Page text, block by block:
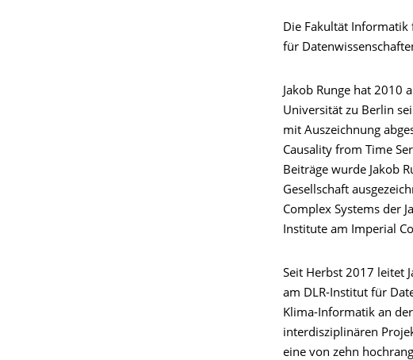
Die Fakultät Informatik
für
Jakob Runge hat
Universität zu Berlin
mit Auszeichnung
Causality from Time
Beiträge wurde Jakob
Gesellschaft
Complex Systems der
Institute am Imperial
Seit Herbst 2017 leitet
am DLR-Institut für
Klima-Informatik an
interdisziplinären
eine von zehn